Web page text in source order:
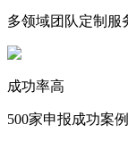
多领域团队定制服
成功率高
500家申报成功案例